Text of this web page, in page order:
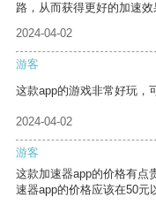
路，从而获得更好的加速效
2024-04-02
游客
这款app的游戏非常好玩，
2024-04-02
游客
这款加速器app的价格有点
速器app的价格应该在50元